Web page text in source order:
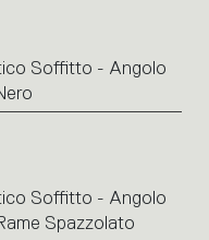
Soffitto - Angolo
Soffitto - Angolo
Spazzolato